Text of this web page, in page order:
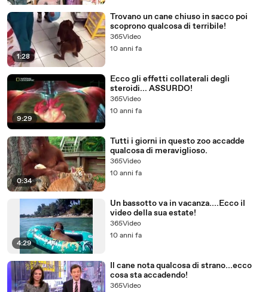
1:28
Trovano un cane chiuso in sacco poi
scoprono qualcosa di terribile!
365Video
10 anni fa
9:29
Ecco gli effetti collaterali degli
steroidi... ASSURDO!
365Video
10 anni fa
0:34
Tutti i giorni in questo zoo accadde
qualcosa di meraviglioso.
365Video
10 anni fa
4:29
Un bassotto va in vacanza....Ecco il
video della sua estate!
365Video
10 anni fa
Il cane nota qualcosa di strano...ecco
cosa sta accadendo!
365Video